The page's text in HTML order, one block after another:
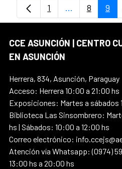
Página
1 ...PáginasPágina
8 9
CCE ASUNCIÓN | CENTRO
EN ASUNCIÓN
Herrera, 834, Asunción, Paraguay
Acceso: Herrera 10:00 a 21:00 hs
Exposiciones: Martes a sábados
Biblioteca Las Sinsombrero:
hs | Sábados: 10:00 a 12:00 hs
Correo electrónico:
Atención vía Whatsapp: (0974)
13:00 hs a 20:00 hs